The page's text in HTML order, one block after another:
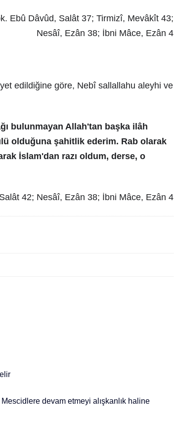
Ebû Dâvûd, Salât 37; Tirmizî, Mevâkît 43;
Nesâî, Ezân 38; İbni Mâce, Ezân 4
edildiğine göre, Nebî sallallahu aleyhi ve
bulunmayan Allah'tan başka ilâh
olduğuna şahitlik ederim. Rab olarak
İslam'dan razı oldum, derse, o
42; Nesâî, Ezân 38; İbni Mâce, Ezân 4
devam etmeyi alışkanlık haline